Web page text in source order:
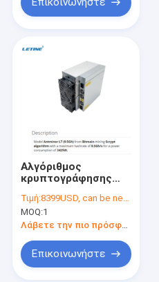
Αλγόριθμος
κρυπτογράφησης
Asic Miner Machine
Antminer L7 9050MH
Τιμή:8399USD, can be negotiate
MOQ:1
Λάβετε την πιο πρόσφατη τιμή
Επικοινωνήστε